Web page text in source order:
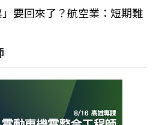
要回來了？航空業：短期難